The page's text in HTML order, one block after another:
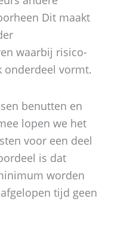
Dit maakt
waarbij risico-
onderdeel vormt.
benutten en
lopen we het
voor een deel
is dat
worden
tijd geen